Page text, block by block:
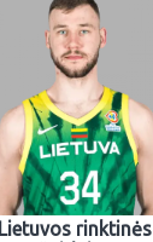
Lietuvos rinktinės